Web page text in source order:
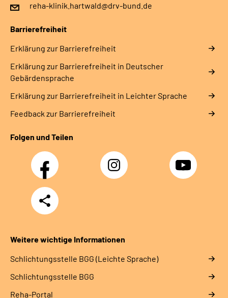
reha-klinik.hartwald@drv-bund.de
Barrierefreiheit
Erklärung zur Barrierefreiheit
Erklärung zur Barrierefreiheit in Deutscher
Gebärdensprache
Erklärung zur Barrierefreiheit in Leichter Sprache
Feedback zur Barrierefreiheit
Folgen und Teilen
Facebook Instagram YouTube
Teilen
Weitere wichtige Informationen
Schlich­tungs­stel­le BGG (Leichte Sprache)
Schlich­tungs­stel­le BGG
Reha-Portal